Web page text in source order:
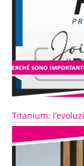
Titanium: